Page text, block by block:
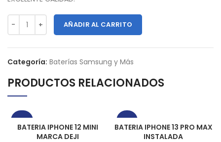
AÑADIR AL CARRITO
Categoría: Baterías Samsung y Más
PRODUCTOS RELACIONADOS
-50%
BATERIA IPHONE 12 MINI
MARCA DEJI
-33%
BATERIA IPHONE 13 PRO MAX
INSTALADA